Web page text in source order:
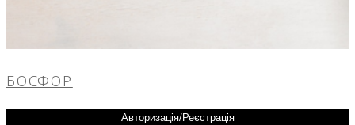
БОСФОР
Авторизація/Реєстрація